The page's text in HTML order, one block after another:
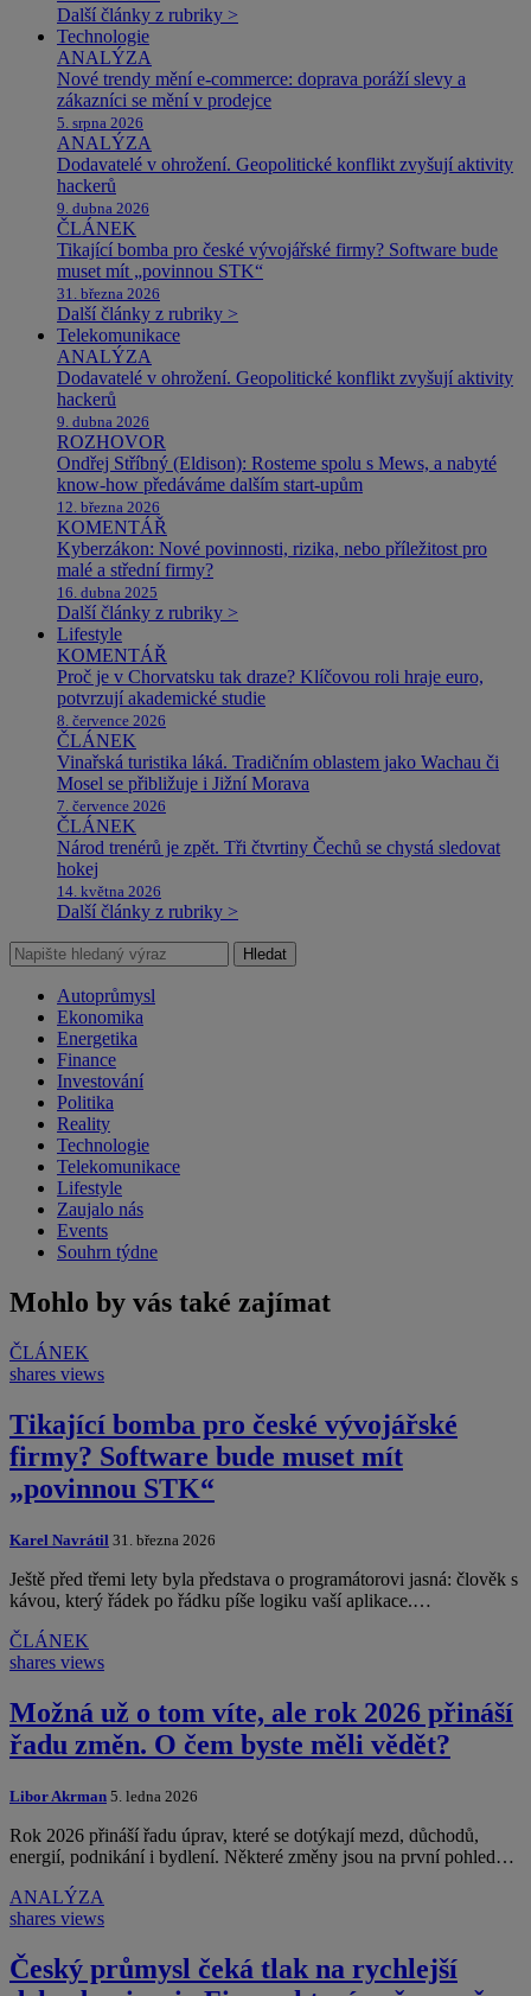
Další články z rubriky >
Technologie
ANALÝZA
Nové trendy mění e-commerce: doprava poráží slevy a
zákazníci se mění v prodejce
5. srpna 2026
ANALÝZA
Dodavatelé v ohrožení. Geopolitické konflikt zvyšují aktivity
hackerů
9. dubna 2026
ČLÁNEK
Tikající bomba pro české vývojářské firmy? Software bude
muset mít „povinnou STK“
31. března 2026
Další články z rubriky >
Telekomunikace
ANALÝZA
Dodavatelé v ohrožení. Geopolitické konflikt zvyšují aktivity
hackerů
9. dubna 2026
ROZHOVOR
Ondřej Stříbný (Eldison): Rosteme spolu s Mews, a nabyté
know-how předáváme dalším start-upům
12. března 2026
KOMENTÁŘ
Kyberzákon: Nové povinnosti, rizika, nebo příležitost pro
malé a střední firmy?
16. dubna 2025
Další články z rubriky >
Lifestyle
KOMENTÁŘ
Proč je v Chorvatsku tak draze? Klíčovou roli hraje euro,
potvrzují akademické studie
8. července 2026
ČLÁNEK
Vinařská turistika láká. Tradičním oblastem jako Wachau či
Mosel se přibližuje i Jižní Morava
7. července 2026
ČLÁNEK
Národ trenérů je zpět. Tři čtvrtiny Čechů se chystá sledovat
hokej
14. května 2026
Další články z rubriky >
Hledat
Autoprůmysl
Ekonomika
Energetika
Finance
Investování
Politika
Reality
Technologie
Telekomunikace
Lifestyle
Zaujalo nás
Events
Souhrn týdne
Mohlo by vás také zajímat
ČLÁNEK
shares views
Tikající bomba pro české vývojářské
firmy? Software bude muset mít
„povinnou STK“
Karel Navrátil 31. března 2026
Ještě před třemi lety byla představa o programátorovi jasná: člověk s
kávou, který řádek po řádku píše logiku vaší aplikace.…
ČLÁNEK
shares views
Možná už o tom víte, ale rok 2026 přináší
řadu změn. O čem byste měli vědět?
Libor Akrman 5. ledna 2026
Rok 2026 přináší řadu úprav, které se dotýkají mezd, důchodů,
energií, podnikání i bydlení. Některé změny jsou na první pohled…
ANALÝZA
shares views
Český průmysl čeká tlak na rychlejší